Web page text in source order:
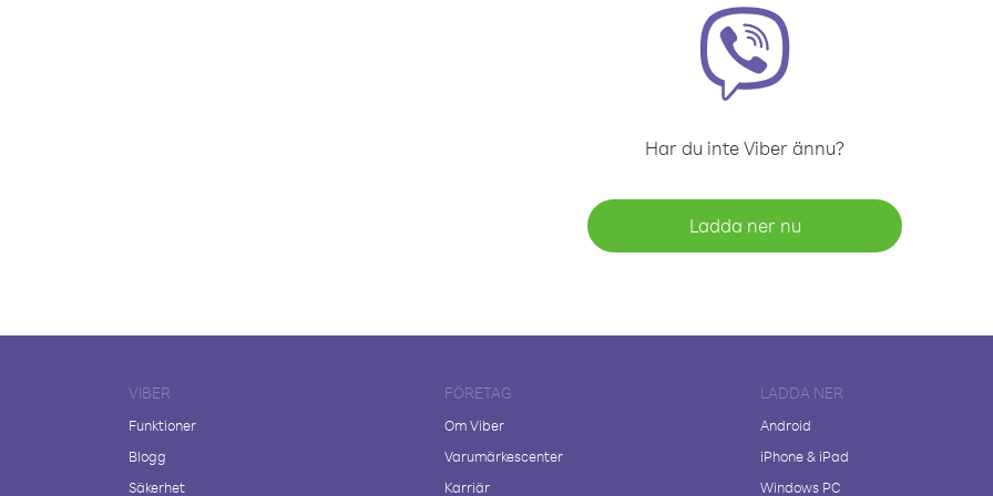
Har du inte Viber ännu?
Ladda ner nu
VIBER
Funktioner
Blogg
Säkerhet
FÖRETAG
Om Viber
Varumärkescenter
Karriär
LADDA NER
Android
iPhone & iPad
Windows PC